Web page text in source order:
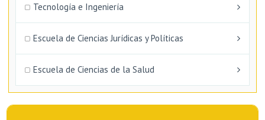
Tecnología e Ingeniería
Escuela de Ciencias Jurídicas y Políticas
Escuela de Ciencias de la Salud